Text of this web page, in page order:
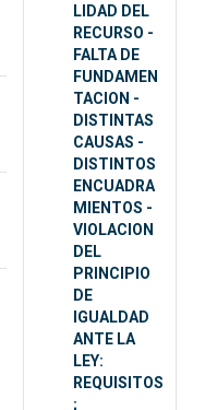
LIDAD DEL
RECURSO -
FALTA DE
FUNDAMEN
TACION -
DISTINTAS
CAUSAS -
DISTINTOS
ENCUADRA
MIENTOS -
VIOLACION
DEL
PRINCIPIO
DE
IGUALDAD
ANTE LA
LEY:
REQUISITOS
;